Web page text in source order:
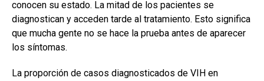
conocen su estado. La mitad de los pacientes se
diagnostican y acceden tarde al tratamiento. Esto significa
que mucha gente no se hace la prueba antes de aparecer
los síntomas.
La proporción de casos diagnosticados de VIH en